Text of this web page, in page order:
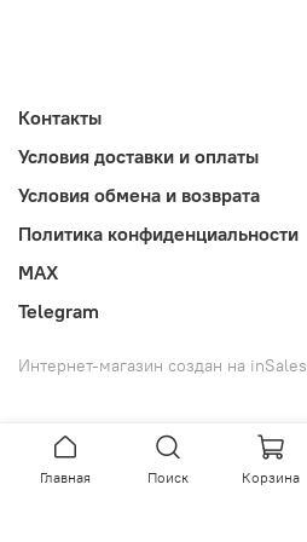
Контакты
Условия доставки и оплаты
Условия обмена и возврата
Политика конфиденциальности
MAX
Telegram
Интернет-магазин создан на inSales
Главная Поиск Корзина